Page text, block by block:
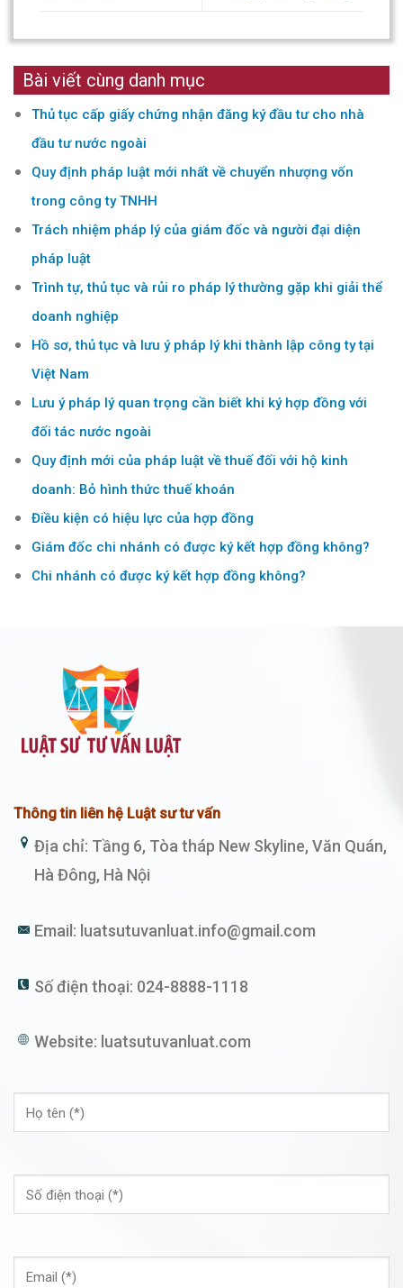
Bài viết cùng danh mục
Thủ tục cấp giấy chứng nhận đăng ký đầu tư cho nhà
đầu tư nước ngoài
Quy định pháp luật mới nhất về chuyển nhượng vốn
trong công ty TNHH
Trách nhiệm pháp lý của giám đốc và người đại diện
pháp luật
Trình tự, thủ tục và rủi ro pháp lý thường gặp khi giải thể
doanh nghiệp
Hồ sơ, thủ tục và lưu ý pháp lý khi thành lập công ty tại
Việt Nam
Lưu ý pháp lý quan trọng cần biết khi ký hợp đồng với
đối tác nước ngoài
Quy định mới của pháp luật về thuế đối với hộ kinh
doanh: Bỏ hình thức thuế khoán
Điều kiện có hiệu lực của hợp đồng
Giám đốc chi nhánh có được ký kết hợp đồng không?
Chi nhánh có được ký kết hợp đồng không?
Thông tin liên hệ Luật sư tư vấn
Địa chỉ: Tầng 6, Tòa tháp New Skyline, Văn Quán,
Hà Đông, Hà Nội
Email: luatsutuvanluat.info@gmail.com
Số điện thoại: 024-8888-1118
Website: luatsutuvanluat.com